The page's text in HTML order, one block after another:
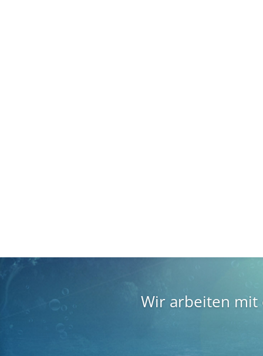
Wir arbeiten mit